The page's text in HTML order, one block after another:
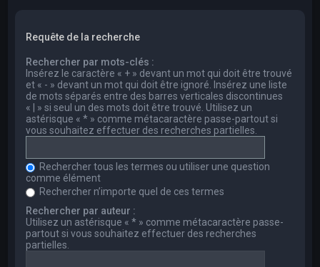
Requête de la recherche
Rechercher par mots-clés :
Insérez le caractère « + » devant un mot qui doit être trouvé
et « - » devant un mot qui doit être ignoré. Insérez une liste
de mots séparés entre des barres verticales discontinues
« | » si seul un des mots doit être trouvé. Utilisez un
astérisque « * » comme métacaractère passe-partout si
vous souhaitez effectuer des recherches partielles.
Rechercher tous les termes ou utiliser une question
comme élément
Rechercher n’importe quel de ces termes
Rechercher par auteur :
Utilisez un astérisque « * » comme métacaractère passe-
partout si vous souhaitez effectuer des recherches
partielles.